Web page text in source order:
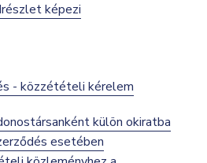
képezi
- közzétételi kérelem
külön okiratba
esetében